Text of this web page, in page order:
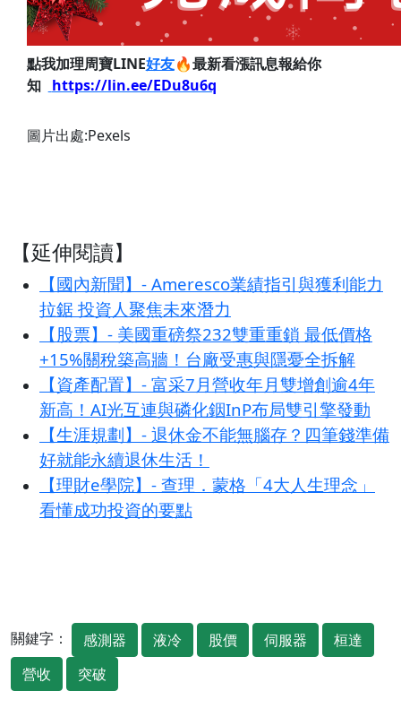
點我加理周寶LINE好友🔥最新看漲訊息報給你
知 https://lin.ee/EDu8u6q
圖片出處:Pexels
【延伸閱讀】
【國內新聞】- Ameresco業績指引與獲利能力
拉鋸 投資人聚焦未來潛力
【股票】- 美國重磅祭232雙重重鎖 最低價格
+15%關稅築高牆！台廠受惠與隱憂全拆解
【資產配置】- 富采7月營收年月雙增創逾4年
新高！AI光互連與磷化銦InP布局雙引擎發動
【生涯規劃】- 退休金不能無腦存？四筆錢準備
好就能永續退休生活！
【理財e學院】- 查理．蒙格「4大人生理念」
看懂成功投資的要點
關鍵字： 感測器 液冷 股價 伺服器
桓達
營收
突破